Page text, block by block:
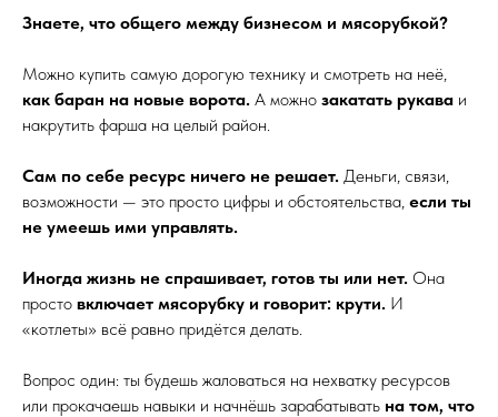
Знаете, что общего между бизнесом и мясорубкой?
Можно купить самую дорогую технику и смотреть на неё,
как баран на новые ворота. А можно закатать рукава и
накрутить фарша на целый район.
Сам по себе ресурс ничего не решает. Деньги, связи,
возможности — это просто цифры и обстоятельства, если ты
не умеешь ими управлять.
Иногда жизнь не спрашивает, готов ты или нет. Она
просто включает мясорубку и говорит: крути. И
«котлеты» всё равно придётся делать.
Вопрос один: ты будешь жаловаться на нехватку ресурсов
или прокачаешь навыки и начнёшь зарабатывать на том, что